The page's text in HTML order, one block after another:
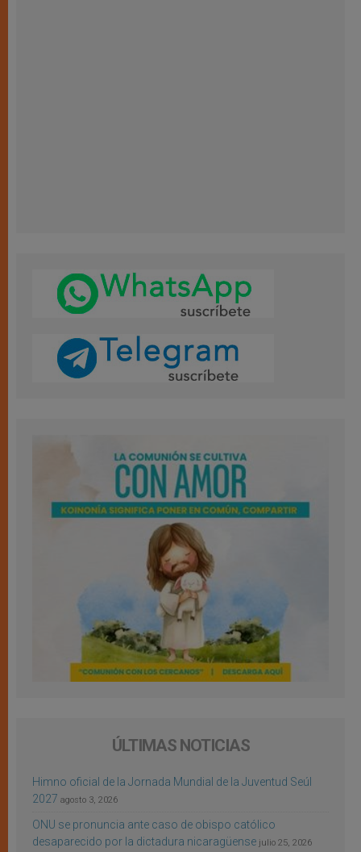
ÚLTIMAS NOTICIAS
Himno oficial de la Jornada Mundial de la Juventud Seúl
2027 agosto 3, 2026
ONU se pronuncia ante caso de obispo católico
desaparecido por la dictadura nicaragüense julio 25, 2026